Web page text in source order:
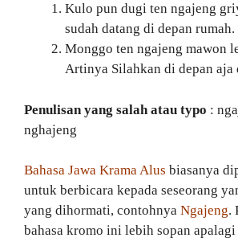
Kulo pun dugi ten ngajeng
sudah datang di depan rumah.
Monggo ten ngajeng mawon
Artinya Silahkan di depan aja
Penulisan yang salah atau typo :
nghajeng
Bahasa Jawa Krama Alus biasanya
untuk berbicara kepada seseorang
yang dihormati, contohnya Ngajeng.
bahasa kromo ini lebih sopan apalagi